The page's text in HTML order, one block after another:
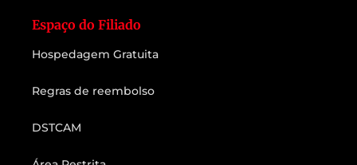
Espaço do Filiado
Hospedagem Gratuita
Regras de reembolso
DSTCAM